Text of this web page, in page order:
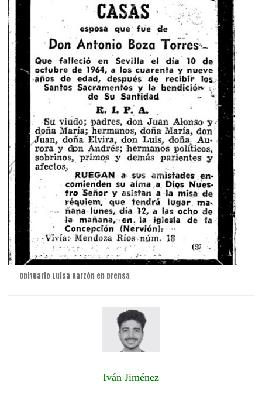
Obituario Luisa Garzón en prensa
Iván Jiménez